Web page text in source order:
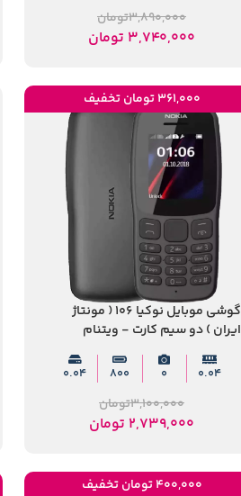
3,890,000تومان
3,740,000 تومان
گوشی موبایل نوکیا 106 ( مونتاژ
ایران ) دو سیم‌ کارت - ویتنام
0.04
0
800
0.04
3,100,000تومان
2,739,000 تومان
361,000 تومان تخفیف
400,000 تومان تخفیف